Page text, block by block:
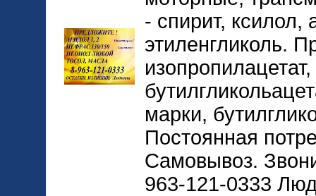
- спирит, ксилол,
этиленгликоль.
марки,
Постоянная
Самовывоз.
963-121-0333